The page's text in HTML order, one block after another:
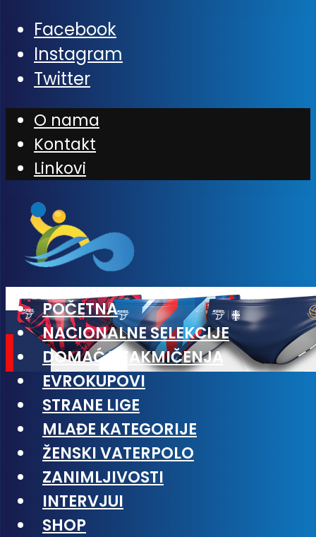
Facebook
Instagram
Twitter
O nama
Kontakt
Linkovi
POČETNA
NACIONALNE SELEKCIJE
DOMAĆA TAKMIČENJA
EVROKUPOVI
STRANE LIGE
MLAĐE KATEGORIJE
ŽENSKI VATERPOLO
ZANIMLJIVOSTI
INTERVJUI
SHOP